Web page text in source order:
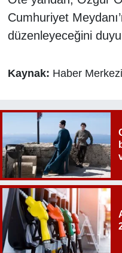
Cumhuriyet
düzenleyeceğini
Kaynak: Haber Merkezi